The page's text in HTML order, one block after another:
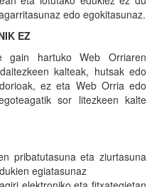
edo egokitasunaz.
EZ
gain hartuko Web Orriaren
kalteak, hutsak edo
ez eta Web Orria edo
sor litezkeen kalte
pribatutasuna eta ziurtasuna
egiatasunaz